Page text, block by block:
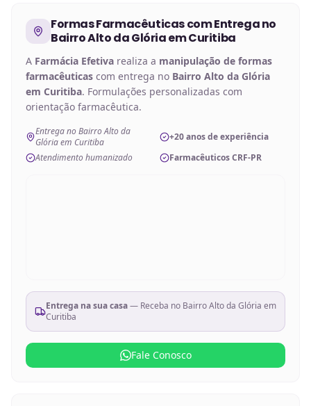
Formas Farmacêuticascom Entrega no
Bairro Alto da Glória em Curitiba
A Farmácia Efetiva realiza a manipulação de formas
farmacêuticas com entrega no Bairro Alto da Glória
em Curitiba. Formulações personalizadas com
orientação farmacêutica.
Entrega no Bairro Alto da
Glória em Curitiba
+20 anos de experiência
Atendimento humanizado
Farmacêuticos CRF-PR
Entrega na sua casa— Receba no Bairro Alto da Glória em
Curitiba
Fale Conosco